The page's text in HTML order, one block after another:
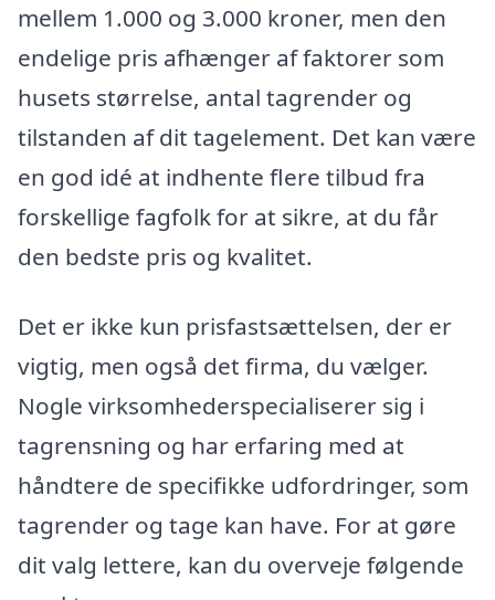
mellem 1.000 og 3.000 kroner, men den
endelige pris afhænger af faktorer som
husets størrelse, antal tagrender og
tilstanden af dit tagelement. Det kan være
en god idé at indhente flere tilbud fra
forskellige fagfolk for at sikre, at du får
den bedste pris og kvalitet.
Det er ikke kun prisfastsættelsen, der er
vigtig, men også det firma, du vælger.
Nogle virksomhederspecialiserer sig i
tagrensning og har erfaring med at
håndtere de specifikke udfordringer, som
tagrender og tage kan have. For at gøre
dit valg lettere, kan du overveje følgende